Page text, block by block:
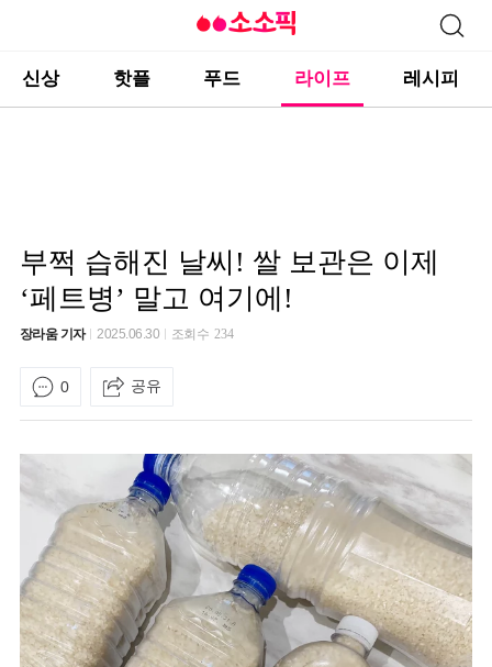
신상 핫플 푸드 라이프 레시피
부쩍 습해진 날씨! 쌀 보관은 이제
‘페트병’ 말고 여기에!
장라움 기자 2025.06.30 조회수234
0 공유